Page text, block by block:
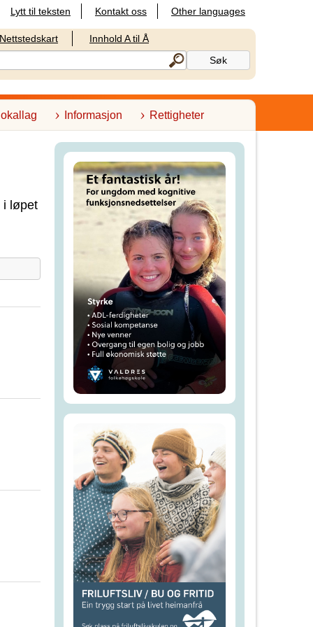
Lytt til teksten Kontakt oss Other languages
Nettstedskart Innhold A til Å
Informasjon Rettigheter
i løpet